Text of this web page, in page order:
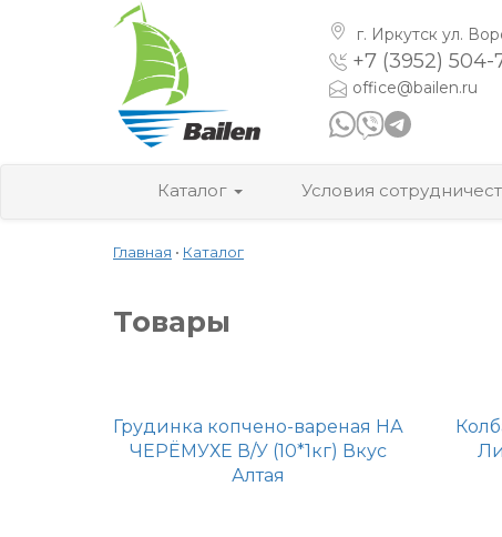
г. Иркутск ул.
+7 (3952) 504-
office@bailen.ru
Каталог Условия
Главная • Каталог
Товары
Грудинка копчено-вареная НА
ЧЕРЁМУХЕ В/У (10*1кг) Вкус
Алтая